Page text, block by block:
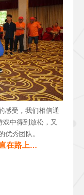
感受，我们相信通
中得到放松，又
优秀团队。
在路上…